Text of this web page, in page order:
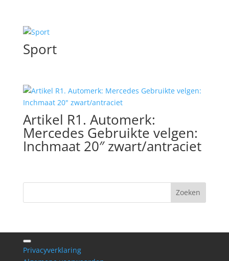
Sport
Artikel R1. Automerk:
Mercedes Gebruikte velgen:
Inchmaat 20″ zwart/antraciet
Privacyverklaring